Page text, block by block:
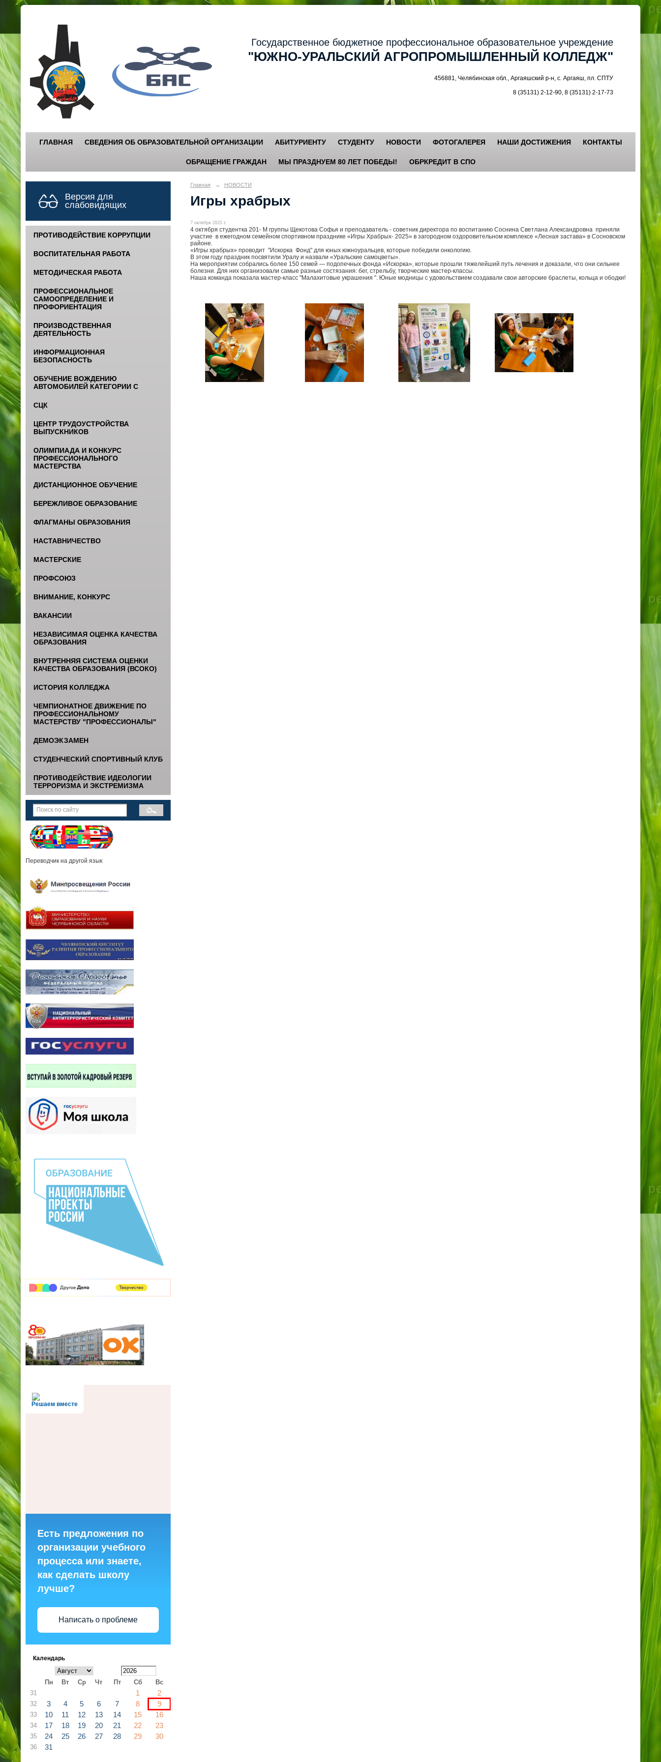
Государственное бюджетное профессиональное образовательное учреждение
"ЮЖНО-УРАЛЬСКИЙ АГРОПРОМЫШЛЕННЫЙ КОЛЛЕДЖ"
456881, Челябинская обл., Аргаяшский р-н, с. Аргаяш, пл. СПТУ
8 (35131) 2-12-90, 8 (35131) 2-17-73
ГЛАВНАЯ СВЕДЕНИЯ ОБ ОБРАЗОВАТЕЛЬНОЙ ОРГАНИЗАЦИИ АБИТУРИЕНТУ СТУДЕНТУ НОВОСТИ ФОТОГАЛЕРЕЯ НАШИ ДОСТИЖЕНИЯ КОНТАКТЫ
ОБРАЩЕНИЕ ГРАЖДАН МЫ ПРАЗДНУЕМ 80 ЛЕТ ПОБЕДЫ! ОБРКРЕДИТ В СПО
Версия для
слабовидящих
ПРОТИВОДЕЙСТВИЕ КОРРУПЦИИ
ВОСПИТАТЕЛЬНАЯ РАБОТА
МЕТОДИЧЕСКАЯ РАБОТА
ПРОФЕССИОНАЛЬНОЕ
САМООПРЕДЕЛЕНИЕ И
ПРОФОРИЕНТАЦИЯ
ПРОИЗВОДСТВЕННАЯ
ДЕЯТЕЛЬНОСТЬ
ИНФОРМАЦИОННАЯ
БЕЗОПАСНОСТЬ
ОБУЧЕНИЕ ВОЖДЕНИЮ
АВТОМОБИЛЕЙ КАТЕГОРИИ С
СЦК
ЦЕНТР ТРУДОУСТРОЙСТВА
ВЫПУСКНИКОВ
ОЛИМПИАДА И КОНКУРС
ПРОФЕССИОНАЛЬНОГО
МАСТЕРСТВА
ДИСТАНЦИОННОЕ ОБУЧЕНИЕ
БЕРЕЖЛИВОЕ ОБРАЗОВАНИЕ
ФЛАГМАНЫ ОБРАЗОВАНИЯ
НАСТАВНИЧЕСТВО
МАСТЕРСКИЕ
ПРОФСОЮЗ
ВНИМАНИЕ, КОНКУРС
ВАКАНСИИ
НЕЗАВИСИМАЯ ОЦЕНКА КАЧЕСТВА
ОБРАЗОВАНИЯ
ВНУТРЕННЯЯ СИСТЕМА ОЦЕНКИ
КАЧЕСТВА ОБРАЗОВАНИЯ (ВСОКО)
ИСТОРИЯ КОЛЛЕДЖА
ЧЕМПИОНАТНОЕ ДВИЖЕНИЕ ПО
ПРОФЕССИОНАЛЬНОМУ
МАСТЕРСТВУ "ПРОФЕССИОНАЛЫ"
ДЕМОЭКЗАМЕН
СТУДЕНЧЕСКИЙ СПОРТИВНЫЙ КЛУБ
ПРОТИВОДЕЙСТВИЕ ИДЕОЛОГИИ
ТЕРРОРИЗМА И ЭКСТРЕМИЗМА
Переводчик на другой язык
Решаем вместе
Есть предложения по
организации учебного
процесса или знаете,
как сделать школу
лучше?
Написать о проблеме
Календарь
Пн Вт Ср Чт Пт Сб
Вс
31
1 2
32 3 4 5 6 7 8 9
33 10 11 12 13 14 15 16
34 17 18 19 20 21 22 23
35 24 25 26 27 28 29 30
36 31
Главная → НОВОСТИ
Игры храбрых
7 октября 2025 г.
4 октября студентка 201- М группы Щекотова Софья и преподаватель - советник директора по воспитанию Соснина Светлана Александровна приняли
участие в ежегодном семейном спортивном празднике «Игры Храбрых- 2025» в загородном оздоровительном комплексе «Лесная застава» в Сосновском
районе.
«Игры храбрых» проводит ''Искорка Фонд" для юных южноуральцев, которые победили онкологию.
В этом году праздник посвятили Уралу и назвали «Уральские самоцветы».
На мероприятии собрались более 150 семей — подопечных фонда «Искорка», которые прошли тяжелейший путь лечения и доказали, что они сильнее
болезни. Для них организовали самые разные состязания: бег, стрельбу, творческие мастер-классы.
Наша команда показала мастер-класс "Малахитовые украшения ". Юные модницы с удовольствием создавали свои авторские браслеты, кольца и ободки!